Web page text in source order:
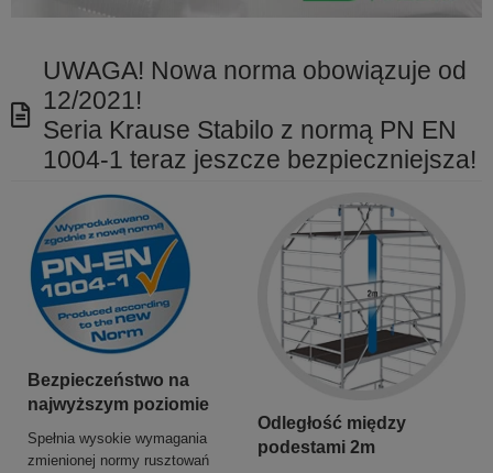
UWAGA! Nowa norma obowiązuje od
12/2021!
Seria Krause Stabilo z normą PN EN
1004-1 teraz jeszcze bezpieczniejsza!
Bezpieczeństwo na
najwyższym poziomie
Spełnia wysokie wymagania
zmienionej normy rusztowań
Odległość między
podestami 2m